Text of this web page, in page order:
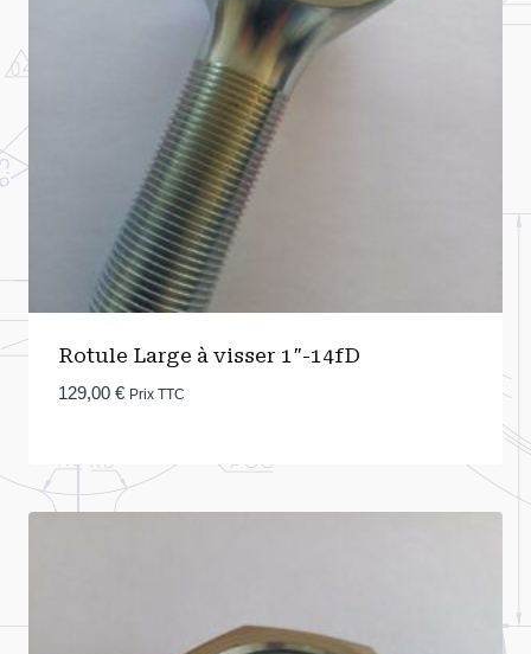
Rotule Large à visser 1″-14fD
129,00 € Prix TTC